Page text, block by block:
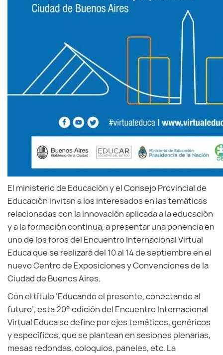
El ministerio de Educación y el Consejo Provincial de
Educación invitan a los interesados en las temáticas
relacionadas con la innovación aplicada a la educación
y a la formación continua, a presentar una ponencia en
uno de los foros del Encuentro Internacional Virtual
Educa que se realizará del 10 al 14 de septiembre en el
nuevo Centro de Exposiciones y Convenciones de la
Ciudad de Buenos Aires.
Con el título ‘Educando el presente, conectando al
futuro’, esta 20° edición del Encuentro Internacional
Virtual Educa se define por ejes temáticos, genéricos
y específicos, que se plantean en sesiones plenarias,
mesas redondas, coloquios, paneles, etc. La